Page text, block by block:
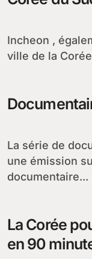
Incheon , également appelée Inchon, est une
ville de la
La série de documentaire Mégalopolis propose
une émission
documentaire...
La Corée
en 90